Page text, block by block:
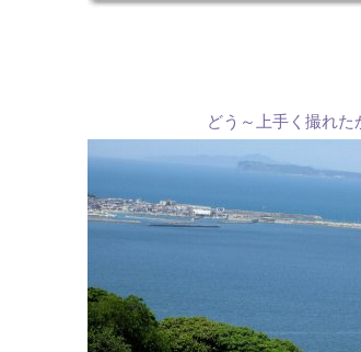
どう～上手く撮れた